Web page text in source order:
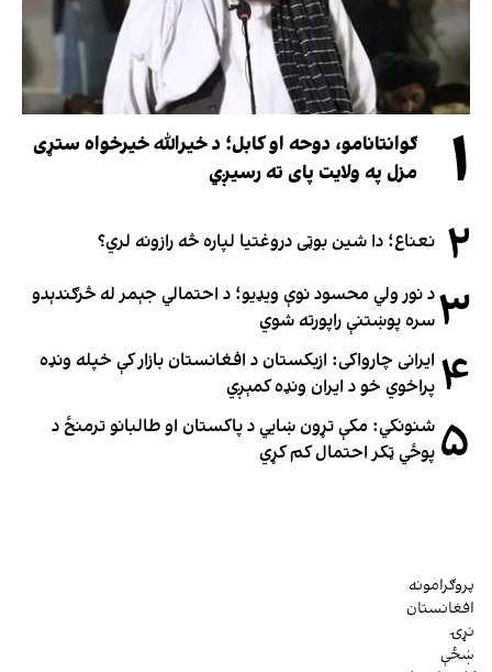
۱
ګوانتانامو، دوحه او کابل؛ د خیرالله خیرخواه ستړی
مزل په ولایت پای ته رسیږي
۲ نعناع؛ دا شین بوټی دروغتیا لپاره څه رازونه لري؟
۳د نور ولي محسود نوې ویډیو؛ د احتمالي جېمر له څرګندېدو
سره پوښتنې راپورته شوي
۴ ایرانی چارواکی: ازبکستان د افغانستان بازار کې خپله ونډه
پراخوي خو د ایران ونډه کمېږي
۵ شنونکي: مکې تړون ښايي د پاکستان او طالبانو ترمنځ د
پوځي ټکر احتمال کم کړي
پروګرامونه
افغانستان
نړۍ
ښځې